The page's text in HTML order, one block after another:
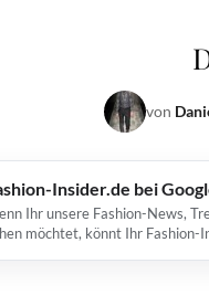
von
Insider.de bei
Ihr unsere Fashion-News,
möchtet, könnt Ihr Fashion-